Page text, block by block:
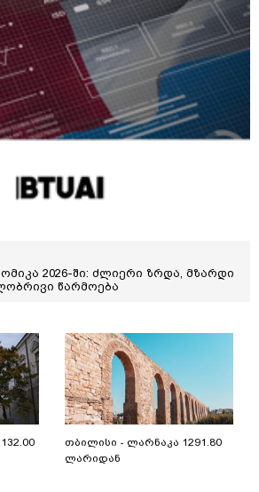
2026-ში: ძლიერი ზრდა, მზარდი
წარმოება
თბილისი - ლარნაკა 1291.80
ლარიდან